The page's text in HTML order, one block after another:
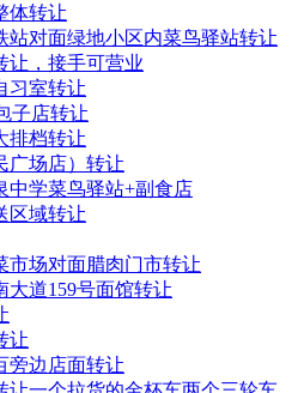
体转让
站对面绿地小区内菜鸟驿站转让
让，接手可营业
习室转让
子店转让
排档转让
广场店）转让
中学菜鸟驿站+副食店
区域转让
市场对面腊肉门市转让
大道159号面馆转让
让
旁边店面转让